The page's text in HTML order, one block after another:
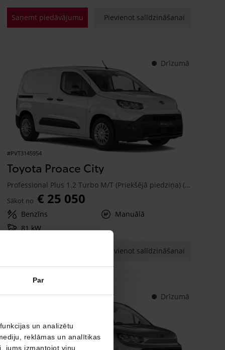
Par
un analizētu
reklāmas un analītikas
jums izmantojot viņu
Saņemt piedāvājumu Pievienot salīdzināšanai
Drīzumā
#PVT3145954
Toyota Proace City
Professional Plus 1.2 Turbo M/T (Priekšējā piedziņa) (81 kW)
Sākot no € 25 050
Benzīns
Manuālā
81 kW
Pievienot salīdzināšanai
Drīzumā